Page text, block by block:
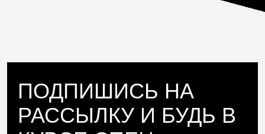
ПОДПИШИСЬ НА
РАССЫЛКУ И БУДЬ В